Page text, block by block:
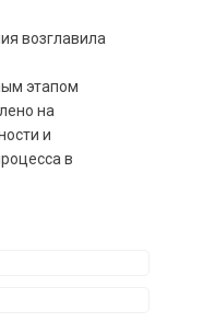
возглавила
этапом
на
и
в